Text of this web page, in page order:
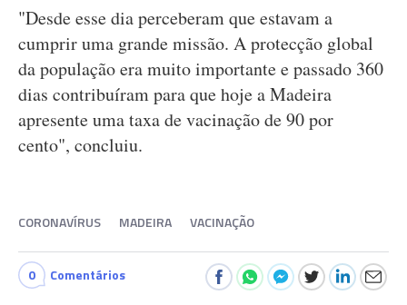
"Desde esse dia perceberam que estavam a
cumprir uma grande missão. A protecção global
da população era muito importante e passado 360
dias contribuíram para que hoje a Madeira
apresente uma taxa de vacinação de 90 por
cento", concluiu.
CORONAVÍRUS MADEIRA VACINAÇÃO
0 Comentários